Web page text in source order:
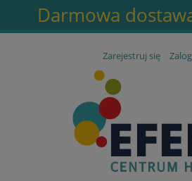
Darmowa
Zarejestruj się